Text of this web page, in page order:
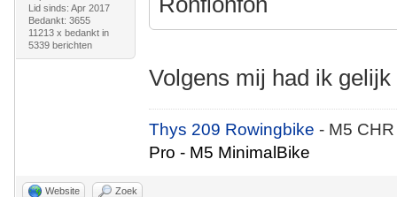
Lid sinds: Apr 2017
Bedankt: 3655
11213 x bedankt in
5339 berichten
Volgens mij had ik
Thys 209 Rowingbike- M5
Pro - M5 MinimalBike
Website Zoek